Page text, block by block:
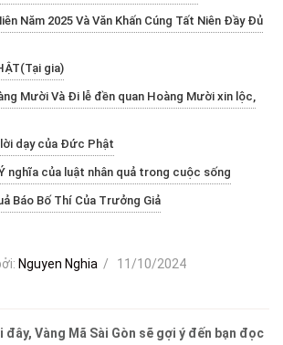
Năm 2025 Và Văn Khấn Cúng Tất Niên Đầy Đủ
gia)
Mười Và Đi lễ đền quan Hoàng Mười xin lộc,
dạy của Đức Phật
nghĩa của luật nhân quả trong cuộc sống
Báo Bố Thí Của Trưởng Giả
Nguyen Nghia / 11/10/2024
Vàng Mã Sài Gòn sẽ gợi ý đến bạn đọc